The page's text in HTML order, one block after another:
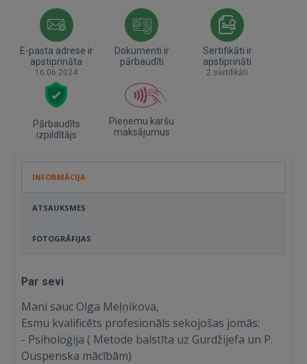
E-pasta adrese ir
apstiprināta
16.06.2024
Dokumenti ir
pārbaudīti
Sertifikāti ir
apstiprināti
2 sertifikāti
Pārbaudīts
izpildītājs
Pieņemu karšu
maksājumus
INFORMĀCIJA
ATSAUKSMES
FOTOGRĀFIJAS
Par sevi
Mani sauc Olga Meļņikova,
Esmu kvalificēts profesionāls sekojošas jomās:
- Psiholoģija ( Metode balstīta uz Gurdžijefa un P.
Ouspenska mācībām)